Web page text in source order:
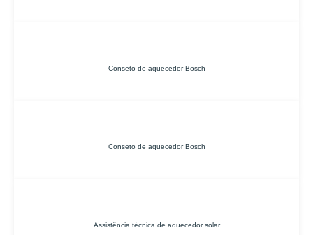
Conseto de aquecedor Bosch
Conseto de aquecedor Bosch
Assistência técnica de aquecedor solar